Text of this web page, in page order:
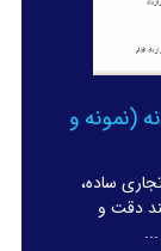
(نمونه و
ساده،
دقت و